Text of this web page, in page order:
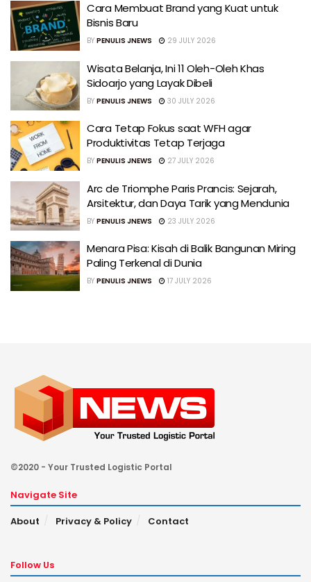
Cara Membuat Brand yang Kuat untuk
Bisnis Baru
BY PENULIS JNEWS 29 JULY 2026
Wisata Belanja, Ini 11 Oleh-Oleh Khas
Sidoarjo yang Layak Dibeli
BY PENULIS JNEWS 30 JULY 2026
Cara Tetap Fokus saat WFH agar
Produktivitas Tetap Terjaga
BY PENULIS JNEWS 27 JULY 2026
Arc de Triomphe Paris Prancis: Sejarah,
Arsitektur, dan Daya Tarik yang Mendunia
BY PENULIS JNEWS 23 JULY 2026
Menara Pisa: Kisah di Balik Bangunan Miring
Paling Terkenal di Dunia
BY PENULIS JNEWS 17 JULY 2026
©2020 - Your Trusted Logistic Portal
Navigate Site
About
Privacy & Policy Contact
Follow Us